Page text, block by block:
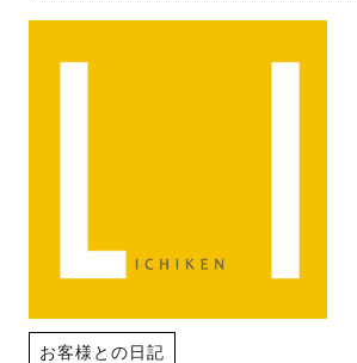
お客様との日記